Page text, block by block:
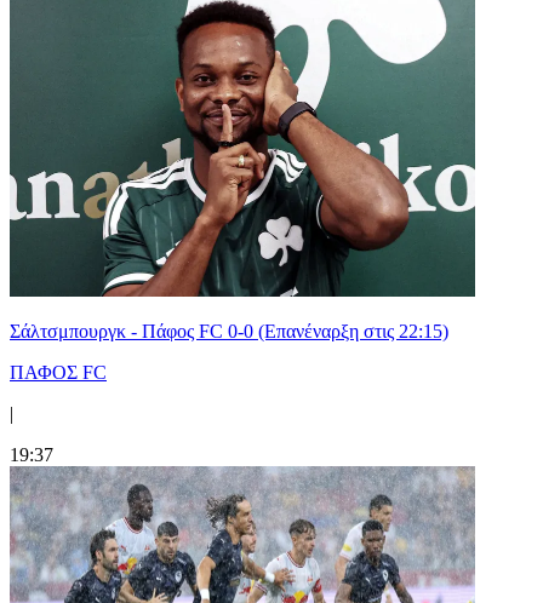
Σάλτσμπουργκ - Πάφος FC 0-0 (Επανέναρξη στις 22:15)
ΠΑΦΟΣ FC
|
19:37